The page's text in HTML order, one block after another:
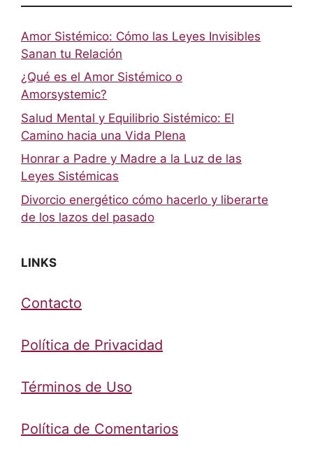
Amor Sistémico: Cómo las Leyes Invisibles
Sanan tu Relación
¿Qué es el Amor Sistémico o
Amorsystemic?
Salud Mental y Equilibrio Sistémico: El
Camino hacia una Vida Plena
Honrar a Padre y Madre a la Luz de las
Leyes Sistémicas
Divorcio energético cómo hacerlo y liberarte
de los lazos del pasado
LINKS
Contacto
Política de Privacidad
Términos de Uso
Política de Comentarios